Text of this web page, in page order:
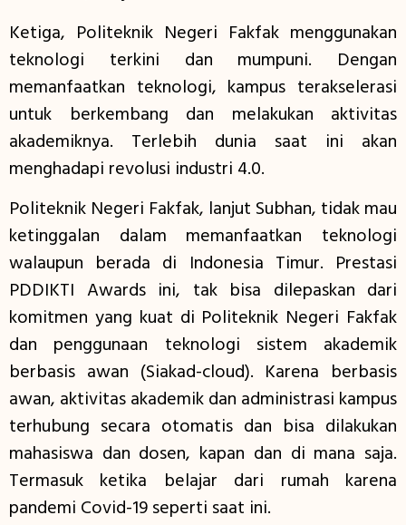
Ketiga, Politeknik Negeri Fakfak menggunakan
teknologi terkini dan mumpuni. Dengan
memanfaatkan teknologi, kampus terakselerasi
untuk berkembang dan melakukan aktivitas
akademiknya. Terlebih dunia saat ini akan
menghadapi revolusi industri 4.0.
Politeknik Negeri Fakfak, lanjut Subhan, tidak mau
ketinggalan dalam memanfaatkan teknologi
walaupun berada di Indonesia Timur. Prestasi
PDDIKTI Awards ini, tak bisa dilepaskan dari
komitmen yang kuat di Politeknik Negeri Fakfak
dan penggunaan teknologi sistem akademik
berbasis awan (Siakad-cloud). Karena berbasis
awan, aktivitas akademik dan administrasi kampus
terhubung secara otomatis dan bisa dilakukan
mahasiswa dan dosen, kapan dan di mana saja.
Termasuk ketika belajar dari rumah karena
pandemi Covid-19 seperti saat ini.